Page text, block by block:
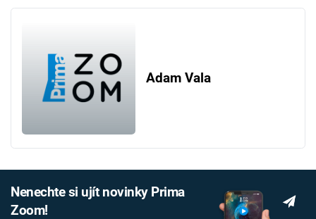
Adam Vala
Nenechte si ujít novinky Prima
Zoom!